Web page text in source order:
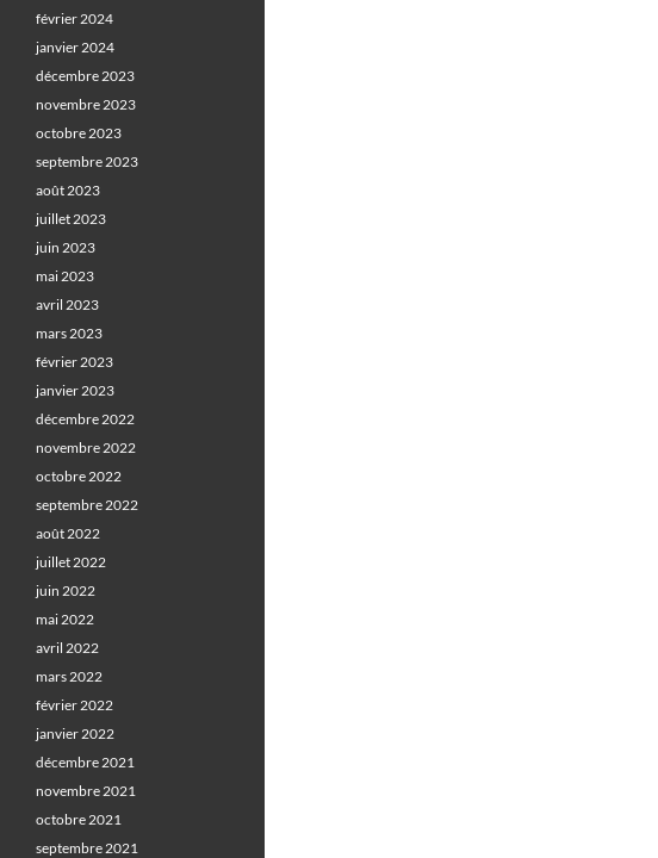
février 2024
janvier 2024
décembre 2023
novembre 2023
octobre 2023
septembre 2023
août 2023
juillet 2023
juin 2023
mai 2023
avril 2023
mars 2023
février 2023
janvier 2023
décembre 2022
novembre 2022
octobre 2022
septembre 2022
août 2022
juillet 2022
juin 2022
mai 2022
avril 2022
mars 2022
février 2022
janvier 2022
décembre 2021
novembre 2021
octobre 2021
septembre 2021